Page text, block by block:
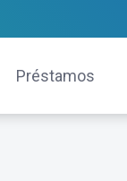
Préstamos